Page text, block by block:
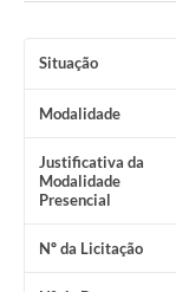
Contratos
Ouvidoria
Carta de Serviços
Notícias
Turismo
Situação
Modalidade
Justificativa da
Modalidade
Presencial
Nº da Licitação